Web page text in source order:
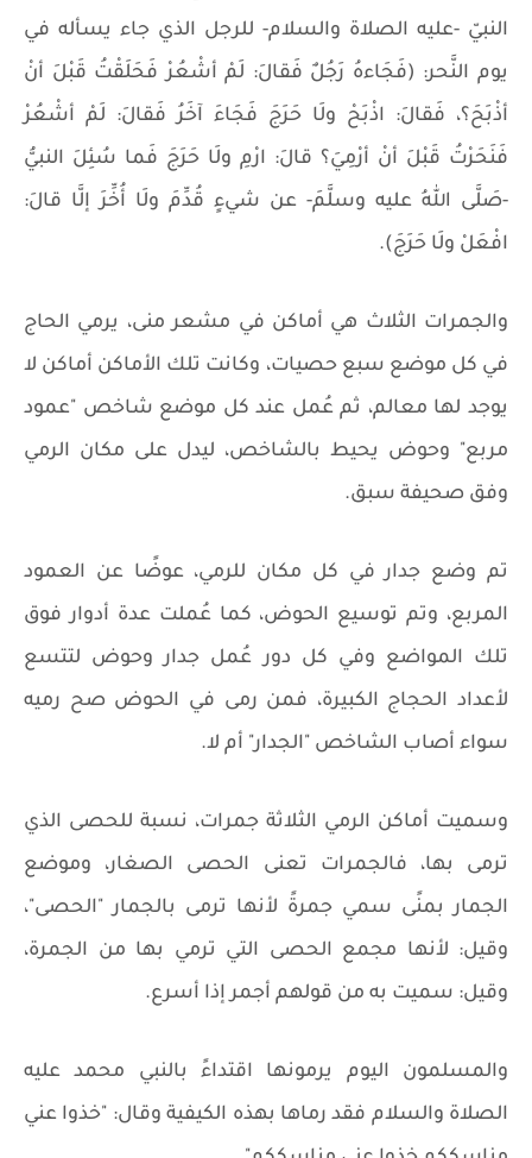
النبيّ -عليه الصلاة والسلام- للرجل الذي جاء يسأله في
يوم النَّحر: (فَجَاءهُ رَجُلٌ فَقالَ: لَمْ أشْعُرْ فَحَلَقْتُ قَبْلَ أنْ
أذْبَحَ؟، فَقالَ: اذْبَحْ ولَا حَرَجَ فَجَاءَ آخَرُ فَقالَ: لَمْ أشْعُرْ
فَنَحَرْتُ قَبْلَ أنْ أرْمِيَ؟ قالَ: ارْمِ ولَا حَرَجَ فَما سُئِلَ النبيُّ
-صَلَّى اللهُ عليه وسلَّمَ- عن شيءٍ قُدِّمَ ولَا أُخِّرَ إلَّا قالَ:
افْعَلْ ولَا حَرَجَ).
والجمرات الثلاث هي أماكن في مشعر منى، يرمي الحاج
في كل موضع سبع حصيات، وكانت تلك الأماكن أماكن لا
يوجد لها معالم، ثم عُمل عند كل موضع شاخص "عمود
مربع" وحوض يحيط بالشاخص، ليدل على مكان الرمي
وفق صحيفة سبق.
تم وضع جدار في كل مكان للرمي، عوضًا عن العمود
المربع، وتم توسيع الحوض، كما عُملت عدة أدوار فوق
تلك المواضع وفي كل دور عُمل جدار وحوض لتتسع
لأعداد الحجاج الكبيرة، فمن رمى في الحوض صح رميه
سواء أصاب الشاخص "الجدار" أم لا.
وسميت أماكن الرمي الثلاثة جمرات، نسبة للحصى الذي
ترمى بها، فالجمرات تعنى الحصى الصغار، وموضع
الجمار بمنًى سمي جمرةً لأنها ترمى بالجمار "الحصى"،
وقيل: لأنها مجمع الحصى التي ترمي بها من الجمرة،
وقيل: سميت به من قولهم أجمر إذا أسرع.
والمسلمون اليوم يرمونها اقتداءً بالنبي محمد عليه
الصلاة والسلام فقد رماها بهذه الكيفية وقال: "خذوا عني